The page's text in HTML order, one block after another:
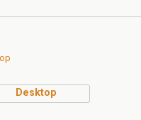
Desktop